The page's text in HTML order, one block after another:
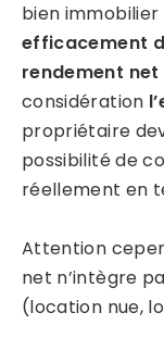
bien
efficacement
rendement net
considération
propriétaire
possibilité de
réellement en
Attention
net n’intègre
(location nue,